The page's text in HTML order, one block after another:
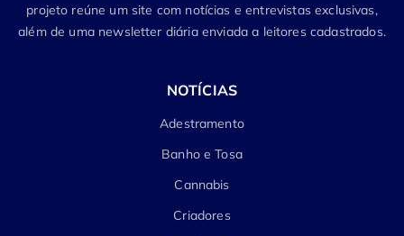
projeto reúne um site com notícias e entrevistas exclusivas,
além de uma newsletter diária enviada a leitores cadastrados.
NOTÍCIAS
Adestramento
Banho e Tosa
Cannabis
Criadores